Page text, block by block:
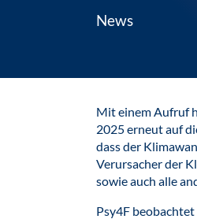
News
Mit einem Aufruf
2025 erneut auf
dass der
Verursacher der
sowie auch alle
Psy4F